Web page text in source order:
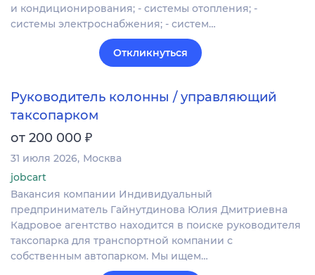
и кондиционирования; - системы отопления; -
системы электроснабжения; - систем…
Откликнуться
Руководитель колонны / управляющий
таксопарком
от 200 000 ₽
31 июля 2026 Москва
jobcart
Вакансия компании Индивидуальный
предприниматель Гайнутдинова Юлия Дмитриевна
Кадровое агентство находится в поиске руководителя
таксопарка для транспортной компании с
собственным автопарком. Мы ищем…